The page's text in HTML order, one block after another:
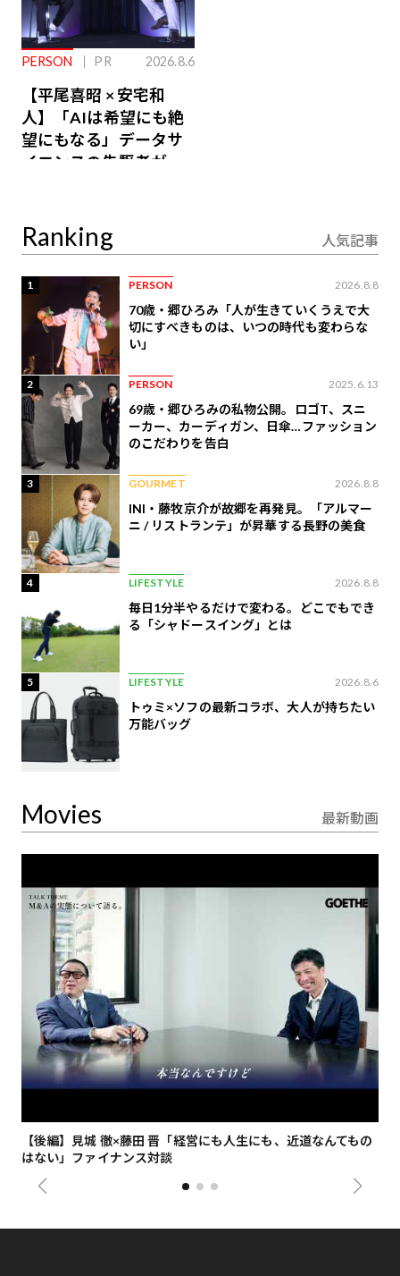
PERSON PR 2026.8.6
【平尾喜昭 × 安宅和
人】「AIは希望にも絶
望にもなる」データサ
イエンスの先駆者が語
Ranking 人気記事
1 PERSON 2026.8.8
70歳・郷ひろみ「人が生きていくうえで大
切にすべきものは、いつの時代も変わらな
い」
2 PERSON 2025.6.13
69歳・郷ひろみの私物公開。ロゴT、スニ
ーカー、カーディガン、日傘…ファッション
のこだわりを告白
3 GOURMET 2026.8.8
INI・藤牧京介が故郷を再発見。「アルマー
ニ / リストランテ」が昇華する長野の美食
4 LIFESTYLE 2026.8.8
毎日1分半やるだけで変わる。どこでもでき
る「シャドースイング」とは
5 LIFESTYLE 2026.8.6
トゥミ×ソフの最新コラボ、大人が持ちたい
万能バッグ
Movies 最新動画
【後編】見城 徹×藤田 晋「経営にも人生にも、近道なんてもの
はない」ファイナンス対談